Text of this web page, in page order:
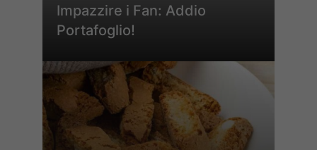
Impazzire i Fan: Addio
Portafoglio!